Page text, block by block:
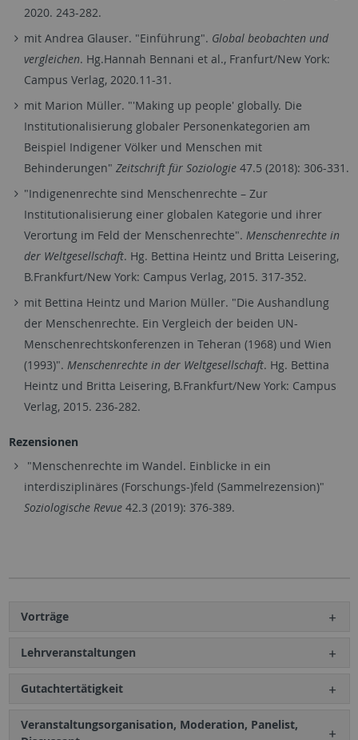
2020. 243-282.
mit Andrea Glauser. "Einführung". Global beobachten und
vergleichen. Hg.Hannah Bennani et al., Franfurt/New York:
Campus Verlag, 2020.11-31.
mit Marion Müller. "'Making up people' globally. Die
Institutionalisierung globaler Personenkategorien am
Beispiel Indigener Völker und Menschen mit
Behinderungen"Zeitschrift für Soziologie 47.5 (2018): 306-331.
"Indigenenrechte sind Menschenrechte – Zur
Institutionalisierung einer globalen Kategorie und ihrer
Verortung im Feld der Menschenrechte". Menschenrechte in
der Weltgesellschaft. Hg. Bettina Heintz und Britta Leisering,
B.Frankfurt/New York: Campus Verlag, 2015. 317-352.
mit Bettina Heintz und Marion Müller. "Die Aushandlung
der Menschenrechte. Ein Vergleich der beiden UN-
Menschenrechtskonferenzen in Teheran (1968) und Wien
(1993)". Menschenrechte in der Weltgesellschaft. Hg. Bettina
Heintz und Britta Leisering, B.Frankfurt/New York: Campus
Verlag, 2015. 236-282.
Rezensionen
"Menschenrechte im Wandel. Einblicke in ein
interdisziplinäres (Forschungs-)feld (Sammelrezension)"
Soziologische Revue 42.3 (2019): 376-389.
Vorträge
Lehrveranstaltungen
Gutachtertätigkeit
Veranstaltungsorganisation, Moderation, Panelist,